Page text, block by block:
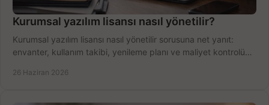
Kurumsal yazılım lisansı nasıl yönetilir?
Kurumsal yazılım lisansı nasıl yönetilir sorusuna net yanıt:
envanter, kullanım takibi, yenileme planı ve maliyet kontrolü
26 Haziran 2026